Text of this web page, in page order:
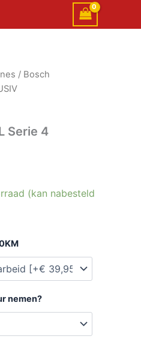
/ Bosch
Serie 4
(kan nabesteld
nemen?